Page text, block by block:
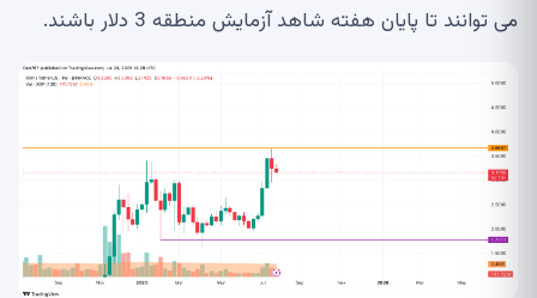
می توانند تا پایان هفته شاهد آزمایش منطقه 3 دلار باشند.